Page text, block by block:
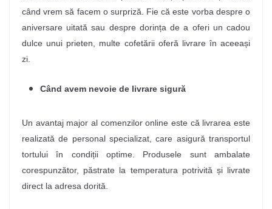
când vrem să facem o surpriză. Fie că este vorba despre o
aniversare uitată sau despre dorința de a oferi un cadou
dulce unui prieten, multe cofetării oferă livrare în aceeași
zi.
Când avem nevoie de livrare sigură
Un avantaj major al comenzilor online este că livrarea este
realizată de personal specializat, care asigură transportul
tortului în condiții optime. Produsele sunt ambalate
corespunzător, păstrate la temperatura potrivită și livrate
direct la adresa dorită.